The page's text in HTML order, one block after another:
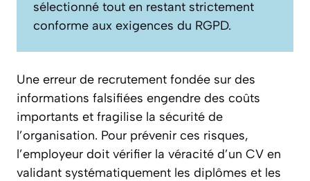
sélectionné tout en restant strictement
conforme aux exigences du RGPD.
Une erreur de recrutement fondée sur des
informations falsifiées engendre des coûts
importants et fragilise la sécurité de
l’organisation. Pour prévenir ces risques,
l’employeur doit vérifier la véracité d’un CV en
validant systématiquement les diplômes et les